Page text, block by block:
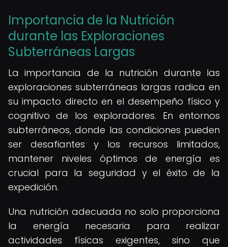
Importancia de la Nutrición
durante las Exploraciones
Subterráneas Largas
La importancia de la nutrición durante las
exploraciones subterráneas largas radica en
su impacto directo en el desempeño físico y
cognitivo de los exploradores. En entornos
subterráneos, donde las condiciones pueden
ser desafiantes y los recursos limitados,
mantener niveles óptimos de energía es
crucial para la seguridad y el éxito de la
expedición.
Una nutrición adecuada no solo proporciona
la energía necesaria para realizar
actividades físicas exigentes, sino que